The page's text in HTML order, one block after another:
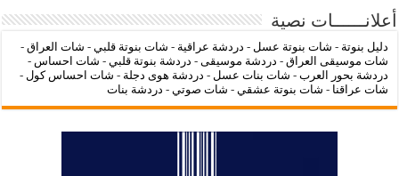
أعلانــــــات نصية
دليل بنوتة - شات بنوتة عسل - دردشة عراقية - شات بنوتة قلبي- شات العراق -
شات موسيقى العراق- دردشة موسيقى- دردشة بنوتة قلبي- شات احساس -
دردشة بحور العرب- شات بنات عسل - دردشة هوى دجلة - شات احساس كول -
شات عراقنا - شات بنوتة عشقي- شات صوتي- دردشة بنات